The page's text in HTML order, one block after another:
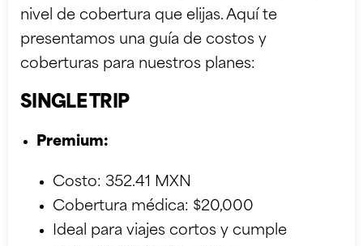
nivel de cobertura que elijas. Aquí te
presentamos una guía de costos y
coberturas para nuestros planes:
SINGLE TRIP
Premium:
Costo: 352.41 MXN
Cobertura médica: $20,000
Ideal para viajes cortos y cumple